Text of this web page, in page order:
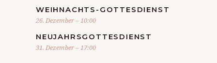
WEIHNACHTS-GOTTESDIENST
26. Dezember – 10:00
NEUJAHRSGOTTESDIENST
31. Dezember – 17:00